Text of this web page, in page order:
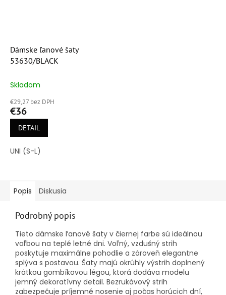
Dámske ľanové šaty
53630/BLACK
Skladom
€29,27 bez DPH
€36
DETAIL
UNI (S-L)
Popis Diskusia
Podrobný popis
Tieto dámske ľanové šaty v čiernej farbe sú ideálnou
voľbou na teplé letné dni. Voľný, vzdušný strih
poskytuje maximálne pohodlie a zároveň elegantne
splýva s postavou. Šaty majú okrúhly výstrih doplnený
krátkou gombíkovou légou, ktorá dodáva modelu
jemný dekoratívny detail. Bezrukávový strih
zabezpečuje príjemné nosenie aj počas horúcich dní,